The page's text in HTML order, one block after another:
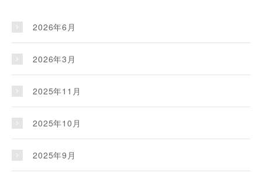
2026年6月
2026年3月
2025年11月
2025年10月
2025年9月